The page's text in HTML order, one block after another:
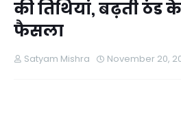
की तिथियां, बढ़ती ठंड
फैसला
Satyam Mishra November 20,